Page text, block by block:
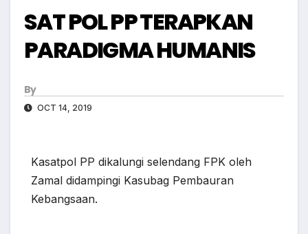
SAT POL PP TERAPKAN
PARADIGMA HUMANIS
By
OCT 14, 2019
Kasatpol PP dikalungi selendang FPK oleh
Zamal didampingi Kasubag Pembauran
Kebangsaan.